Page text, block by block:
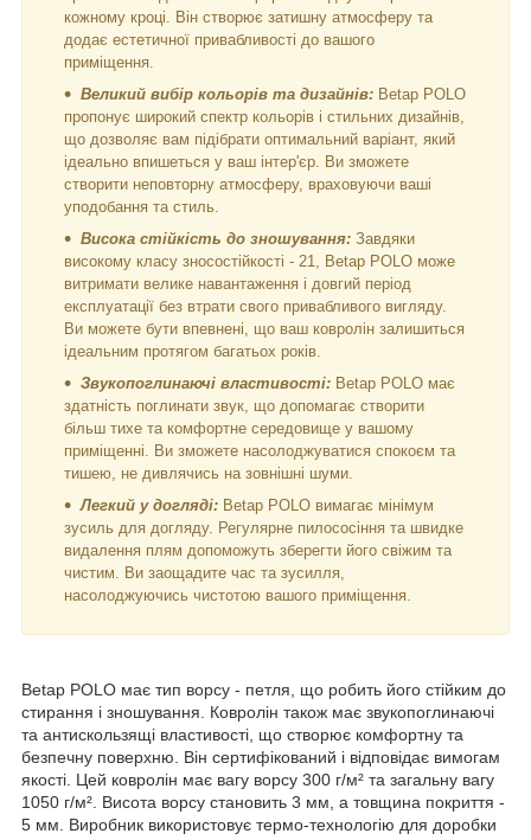
кожному кроці. Він створює затишну атмосферу та
додає естетичної привабливості до вашого
приміщення.
Великий вибір кольорів та дизайнів: Betap POLO
пропонує широкий спектр кольорів і стильних дизайнів,
що дозволяє вам підібрати оптимальний варіант, який
ідеально впишеться у ваш інтер'єр. Ви зможете
створити неповторну атмосферу, враховуючи ваші
уподобання та стиль.
Висока стійкість до зношування: Завдяки
високому класу зносостійкості - 21, Betap POLO може
витримати велике навантаження і довгий період
експлуатації без втрати свого привабливого вигляду.
Ви можете бути впевнені, що ваш ковролін залишиться
ідеальним протягом багатьох років.
Звукопоглинаючі властивості: Betap POLO має
здатність поглинати звук, що допомагає створити
більш тихе та комфортне середовище у вашому
приміщенні. Ви зможете насолоджуватися спокоєм та
тишею, не дивлячись на зовнішні шуми.
Легкий у догляді: Betap POLO вимагає мінімум
зусиль для догляду. Регулярне пилососіння та швидке
видалення плям допоможуть зберегти його свіжим та
чистим. Ви заощадите час та зусилля,
насолоджуючись чистотою вашого приміщення.
Betap POLO має тип ворсу - петля, що робить його стійким до
стирання і зношування. Ковролін також має звукопоглинаючі
та антискользящі властивості, що створює комфортну та
безпечну поверхню. Він сертифікований і відповідає вимогам
якості. Цей ковролін має вагу ворсу 300 г/м² та загальну вагу
1050 г/м². Висота ворсу становить 3 мм, а товщина покриття -
5 мм. Виробник використовує термо-технологію для доробки